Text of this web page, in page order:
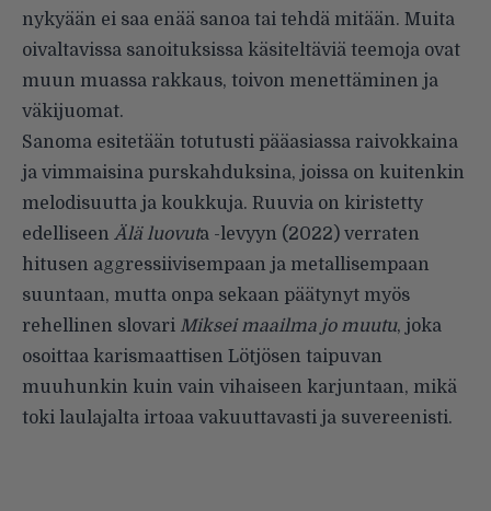
nykyään ei saa enää sanoa tai tehdä mitään. Muita
oivaltavissa sanoituksissa käsiteltäviä teemoja ovat
muun muassa rakkaus, toivon menettäminen ja
väkijuomat.
Sanoma esitetään totutusti pääasiassa raivokkaina
ja vimmaisina purskahduksina, joissa on kuitenkin
melodisuutta ja koukkuja. Ruuvia on kiristetty
edelliseen Älä luovuta -levyyn (2022) verraten
hitusen aggressiivisempaan ja metallisempaan
suuntaan, mutta onpa sekaan päätynyt myös
rehellinen slovari Miksei maailma jo muutu, joka
osoittaa karismaattisen Lötjösen taipuvan
muuhunkin kuin vain vihaiseen karjuntaan, mikä
toki laulajalta irtoaa vakuuttavasti ja suvereenisti.